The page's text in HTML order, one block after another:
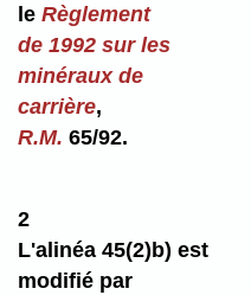
leRèglement
de 1992 sur les
minéraux de
carrière,
R.M.65/92.
2
L'alinéa 45(2)b) est
modifié par